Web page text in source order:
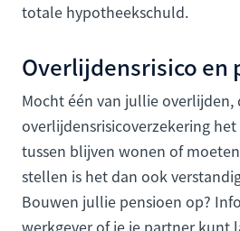
totale hypotheekschuld.
Overlijdensrisico en
Mocht één van jullie overlijden,
overlijdensrisicoverzekering
tussen blijven wonen of
stellen is het dan ook
Bouwen jullie pensioen op?